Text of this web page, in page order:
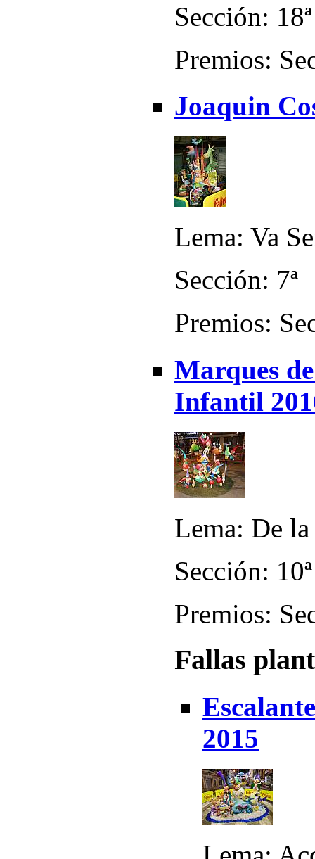
Sección: 18ª
Premios:
Joaquin
Lema: Va
Sección: 7ª
Premios:
Marques
Infantil
Lema: De
Sección: 10ª
Premios:
Fallas
2015